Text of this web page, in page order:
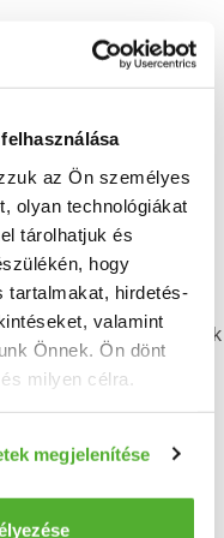
az Ön személyes
olyan technológiákat
tárolhatjuk és
hogy
tartalmakat, hirdetés-
valamint
Önnek. Ön dönt
milyen célra.
elhelyezkedéséről
annak konkrét
megjelenítése
ingatlan Lengyeltóti
ingatlan
ingatlan
ingatlan Csabrendek
ingatlan
ingatlan Dudar
ingatlan Kismarja